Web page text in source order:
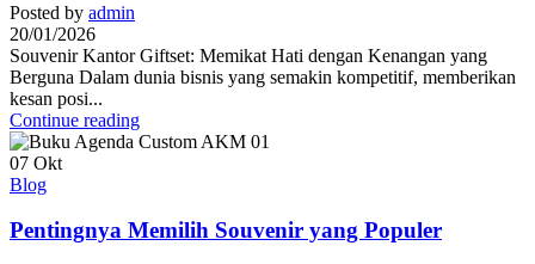
Posted by admin
20/01/2026
Souvenir Kantor Giftset: Memikat Hati dengan Kenangan yang
Berguna Dalam dunia bisnis yang semakin kompetitif, memberikan
kesan posi...
Continue reading
07 Okt
Blog
Pentingnya Memilih Souvenir yang Populer